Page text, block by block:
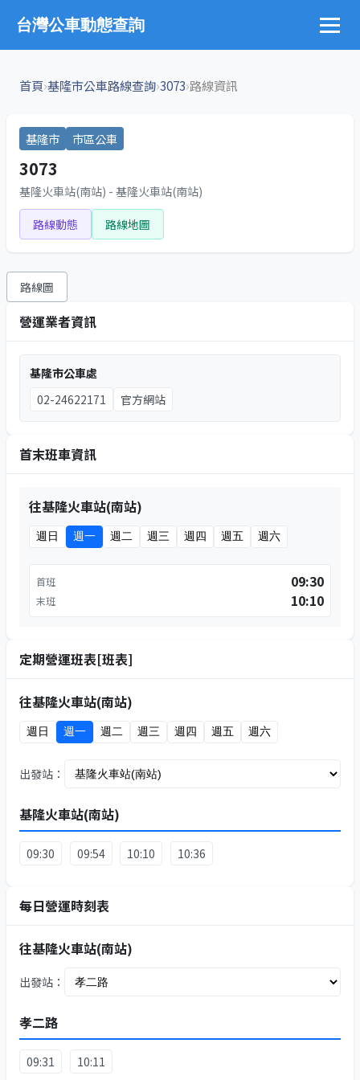
台灣公車動態查詢
首頁›基隆市公車路線查詢›3073›路線資訊
基隆市 市區公車
3073
基隆火車站(南站) - 基隆火車站(南站)
路線動態 路線地圖
路線圖
營運業者資訊
基隆市公車處
02-24622171
官方網站
首末班車資訊
往基隆火車站(南站)
週日 週一 週二 週三 週四 週五 週六
首班 09:30
末班 10:10
定期營運班表[班表]
往基隆火車站(南站)
週日 週一 週二 週三 週四 週五 週六
出發站：
基隆火車站(南站)
09:30 09:54 10:10 10:36
每日營運時刻表
往基隆火車站(南站)
出發站：
孝二路
09:31 10:11